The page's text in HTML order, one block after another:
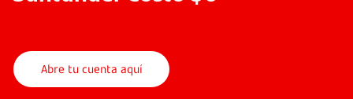
Abre tu cuenta aquí